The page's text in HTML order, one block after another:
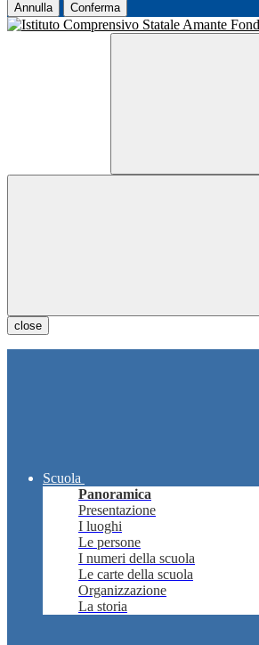
Annulla Conferma
close
Scuola
Panoramica
Presentazione
I luoghi
Le persone
I numeri della scuola
Le carte della scuola
Organizzazione
La storia